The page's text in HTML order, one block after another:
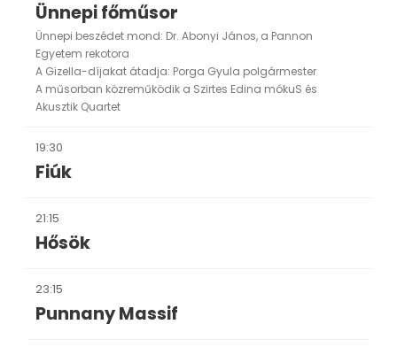
Ünnepi főműsor
Ünnepi beszédet mond: Dr. Abonyi János, a Pannon
Egyetem rekotora
A Gizella-díjakat átadja: Porga Gyula polgármester
A műsorban közreműködik a Szirtes Edina mókuS és
Akusztik Quartet
19:30
Fiúk
21:15
Hősök
23:15
Punnany Massif